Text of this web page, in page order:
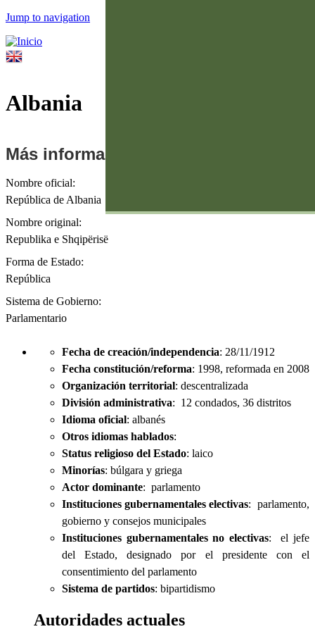
Jump to navigation
Albania
Nombre oficial:
República de Albania
Nombre original:
Republika e Shqipërisë
Forma de Estado:
República
Sistema de Gobierno:
Parlamentario
Fecha de creación/independencia: 28/11/1912
Fecha constitución/reforma: 1998, reformada en 2008
Organización territorial: descentralizada
División administrativa: 12 condados, 36 distritos
Idioma oficial: albanés
Otros idiomas hablados:
Status religioso del Estado: laico
Minorías: búlgara y griega
Actor dominante: parlamento
Instituciones gubernamentales electivas: parlamento,
gobierno y consejos municipales
Instituciones gubernamentales no electivas: el jefe
del Estado, designado por el presidente con el
consentimiento del parlamento
Sistema de partidos: bipartidismo
Autoridades actuales
Más información